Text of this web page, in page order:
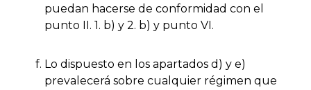
puedan hacerse de conformidad con el
punto II. 1. b) y 2. b) y punto VI.
Lo dispuesto en los apartados d) y e)
prevalecerá sobre cualquier régimen que